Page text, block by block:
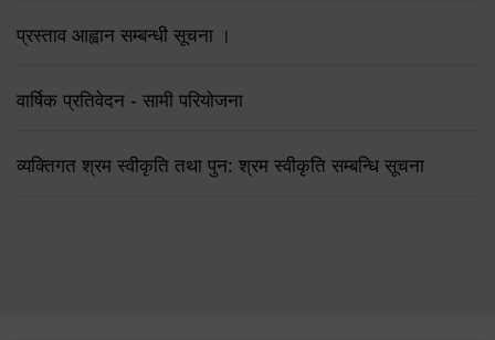
प्रस्ताव आह्वान सम्बन्धी सूचना ।
वार्षिक प्रतिवेदन - सामी परियोजना
व्यक्तिगत श्रम स्वीकृति तथा पुन: श्रम स्वीकृति सम्बन्धि सूचना